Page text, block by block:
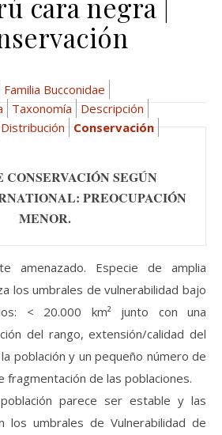
cara negra |
Familia Bucconidae
Taxonomía
Descripción
Distribución
Conservación
CONSERVACIÓN SEGÚN
PREOCUPACIÓN
MENOR.
amenazado. Especie de amplia
los umbrales de vulnerabilidad bajo
< 20.000 km² junto con una
del rango, extensión/calidad del
población y un pequeño número de
fragmentación de las poblaciones.
parece ser estable y las
los umbrales de Vulnerabilidad de